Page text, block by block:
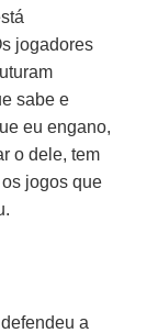
jogadores
sabe e
eu engano,
o dele, tem
jogos que
a